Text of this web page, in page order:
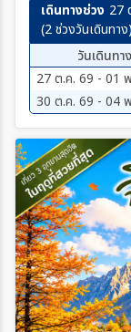
เดินทางช่วง 27
(2 ช่วงวันเดินทาง)
วันเดินท
27 ต.ค. 69 - 01
30 ต.ค. 69 - 04